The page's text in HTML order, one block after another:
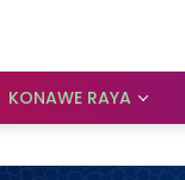
KONAWE RAYA